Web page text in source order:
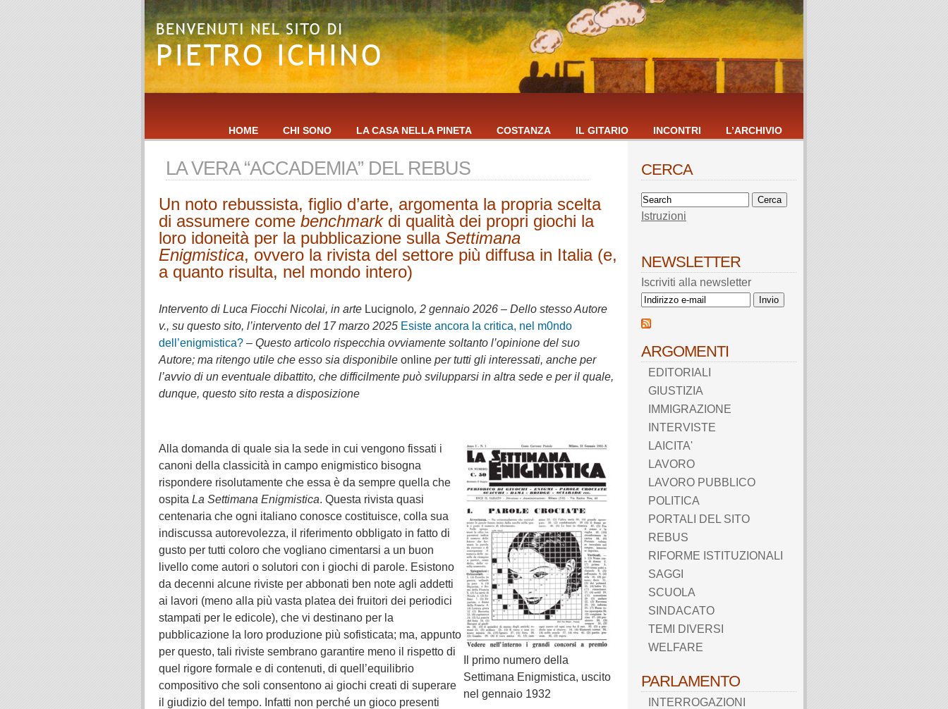
HOME CHI SONO LA CASA NELLA PINETA COSTANZA IL GITARIO INCONTRI L’ARCHIVIO
LA VERA “ACCADEMIA” DEL REBUS
Un noto rebussista, figlio d’arte, argomenta la propria scelta
di assumere come benchmarkdi qualità dei propri giochi la
loro idoneità per la pubblicazione sulla Settimana
Enigmistica, ovvero la rivista del settore più diffusa in Italia (e,
a quanto risulta, nel mondo intero)
Intervento di Luca Fiocchi Nicolai, in arte Lucignolo, 2 gennaio 2026 – Dello stesso Autore
v., su questo sito, l’intervento del 17 marzo 2025 Esiste ancora la critica, nel m0ndo
dell’enigmistica? – Questo articolo rispecchia ovviamente soltanto l’opinione del suo
Autore; ma ritengo utile che esso sia disponibile online per tutti gli interessati, anche per
l’avvio di un eventuale dibattito, che difficilmente può svilupparsi in altra sede e per il quale,
dunque, questo sito resta a disposizione
Il primo numero della
Settimana Enigmistica, uscito
nel gennaio 1932
Alla domanda di quale sia la sede in cui vengono fissati i
canoni della classicità in campo enigmistico bisogna
rispondere risolutamente che essa è da sempre quella che
ospita La Settimana Enigmistica. Questa rivista quasi
centenaria che ogni italiano conosce costituisce, colla sua
indiscussa autorevolezza, il riferimento obbligato in fatto di
gusto per tutti coloro che vogliano cimentarsi a un buon
livello come autori o solutori con i giochi di parole. Esistono
da decenni alcune riviste per abbonati ben note agli addetti
ai lavori (meno alla più vasta platea dei fruitori dei periodici
stampati per le edicole), che vi destinano per la
pubblicazione la loro produzione più sofisticata; ma, appunto
per questo, tali riviste sembrano garantire meno il rispetto di
quel rigore formale e di contenuti, di quell’equilibrio
compositivo che soli consentono ai giochi creati di superare
il giudizio del tempo. Infatti non perché un gioco presenti
CERCA
Istruzioni
NEWSLETTER
Iscriviti alla newsletter
ARGOMENTI
EDITORIALI
GIUSTIZIA
IMMIGRAZIONE
INTERVISTE
LAICITA'
LAVORO
LAVORO PUBBLICO
POLITICA
PORTALI DEL SITO
REBUS
RIFORME ISTITUZIONALI
SAGGI
SCUOLA
SINDACATO
TEMI DIVERSI
WELFARE
PARLAMENTO
INTERROGAZIONI